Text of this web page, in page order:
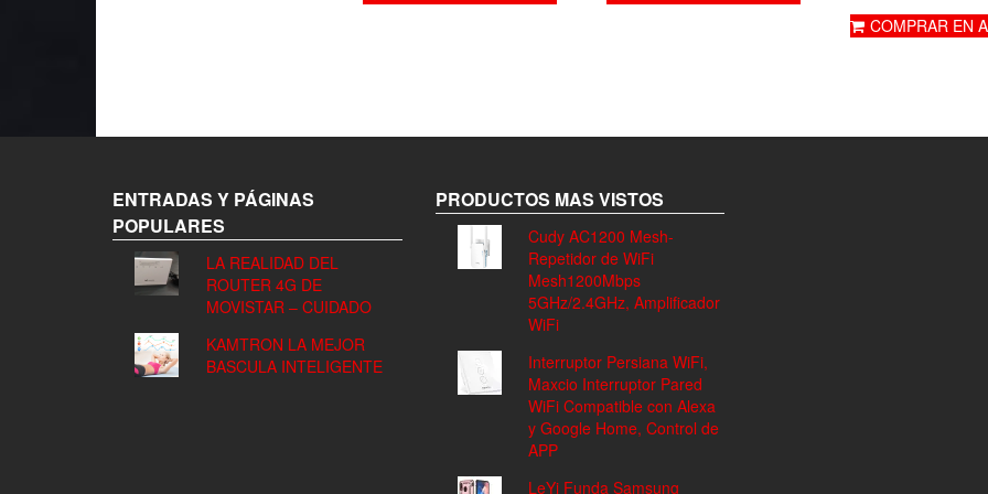
COMPRAR EN
ENTRADAS Y PÁGINAS
POPULARES
LA REALIDAD DEL
ROUTER 4G DE
MOVISTAR – CUIDADO
KAMTRON LA MEJOR
BASCULA INTELIGENTE
PRODUCTOS MAS VISTOS
Cudy AC1200 Mesh-
Repetidor de WiFi
Mesh1200Mbps
5GHz/2.4GHz, Amplificador
WiFi
Interruptor Persiana WiFi,
Maxcio Interruptor Pared
WiFi Compatible con Alexa
y Google Home, Control de
APP
LeYi Funda Samsung